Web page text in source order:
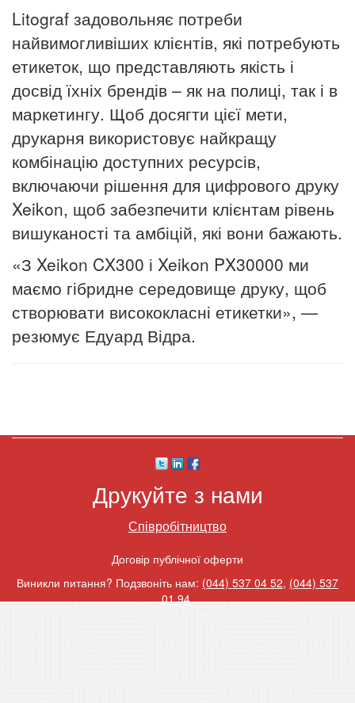
Litograf задовольняє потреби
найвимогливіших клієнтів, які потребують
етикеток, що представляють якість і
досвід їхніх брендів – як на полиці, так і в
маркетингу. Щоб досягти цієї мети,
друкарня використовує найкращу
комбінацію доступних ресурсів,
включаючи рішення для цифрового друку
Xeikon, щоб забезпечити клієнтам рівень
вишуканості та амбіцій, які вони бажають.
«З Xeikon CX300 і Xeikon PX30000 ми
маємо гібридне середовище друку, щоб
створювати висококласні етикетки», —
резюмує Едуард Відра.
Друкуйте з нами
Співробітництво
Договір публічної оферти
Виникли питання? Подзвоніть нам: (044) 537 04 52, (044) 537
01 94.